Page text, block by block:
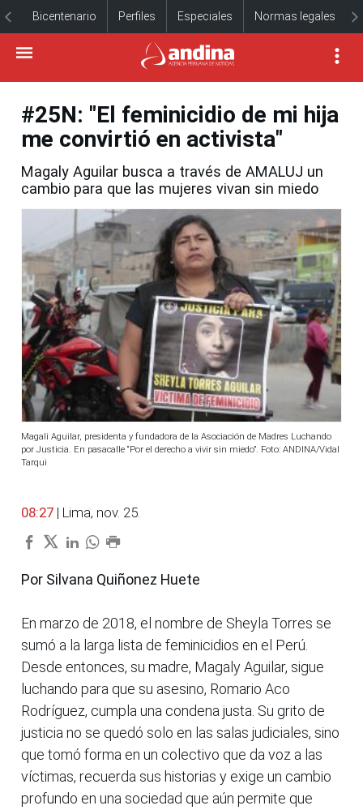
Bicentenario Perfiles Especiales Normas legales
#25N: "El feminicidio de mi hija
me convirtió en activista"
Magaly Aguilar busca a través de AMALUJ un
cambio para que las mujeres vivan sin miedo
Magali Aguilar, presidenta y fundadora de la Asociación de Madres Luchando
por Justicia. En pasacalle “Por el derecho a vivir sin miedo”. Foto: ANDINA/Vidal
Tarqui
08:27 | Lima, nov. 25.
Por Silvana Quiñonez Huete
En marzo de 2018, el nombre de Sheyla Torres se
sumó a la larga lista de feminicidios en el Perú.
Desde entonces, su madre, Magaly Aguilar, sigue
luchando para que su asesino, Romario Aco
Rodríguez, cumpla una condena justa. Su grito de
justicia no se quedó solo en las salas judiciales, sino
que tomó forma en un colectivo que da voz a las
víctimas, recuerda sus historias y exige un cambio
profundo en una sociedad que aún permite que